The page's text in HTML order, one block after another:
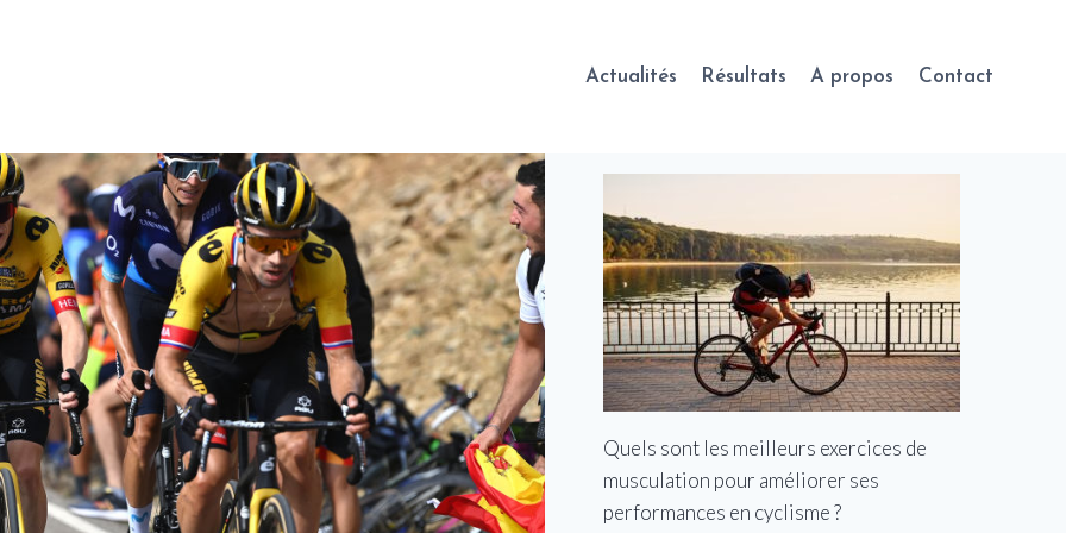
Actualités Résultats A propos Contact
Quels sont les meilleurs exercices de
musculation pour améliorer ses
performances en cyclisme ?